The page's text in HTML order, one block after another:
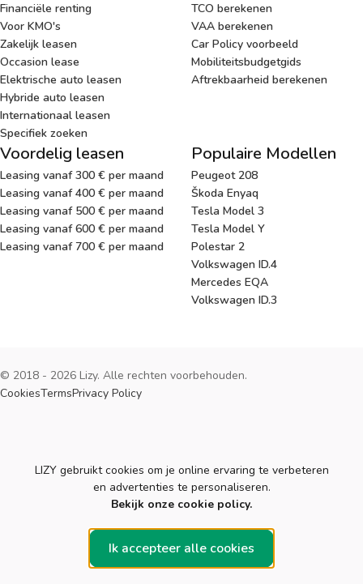
Financiële renting
Voor KMO's
Zakelijk leasen
Occasion lease
Elektrische auto leasen
Hybride auto leasen
Internationaal leasen
Specifiek zoeken
TCO berekenen
VAA berekenen
Car Policy voorbeeld
Mobiliteitsbudgetgids
Aftrekbaarheid berekenen
Voordelig leasen
Leasing vanaf 300 € per maand
Leasing vanaf 400 € per maand
Leasing vanaf 500 € per maand
Leasing vanaf 600 € per maand
Leasing vanaf 700 € per maand
Populaire Modellen
Peugeot 208
Škoda Enyaq
Tesla Model 3
Tesla Model Y
Polestar 2
Volkswagen ID.4
Mercedes EQA
Volkswagen ID.3
© 2018 - 2026 Lizy. Alle rechten voorbehouden.
CookiesTermsPrivacy Policy
Cookies
LIZY gebruikt cookies om je online ervaring te verbeteren
en advertenties te personaliseren.
Bekijk onze cookie policy.
Ik accepteer alle cookies